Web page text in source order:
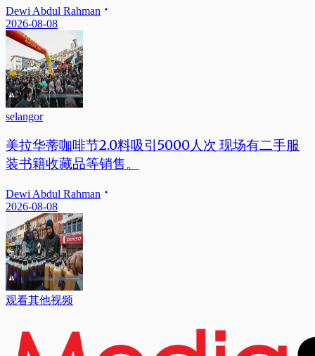
Dewi Abdul Rahman
2026-08-08
selangor
美拉华蒂咖啡节2.0料吸引5000人次 现场有二手服
装书籍收藏品等销售。
Dewi Abdul Rahman
2026-08-08
观看其他视频